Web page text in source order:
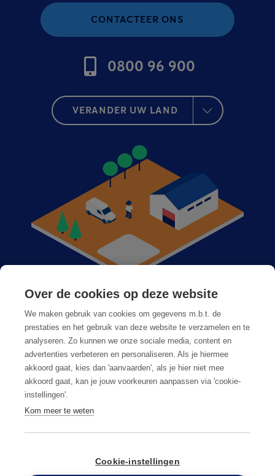
CONTACTEER ONS
0800 96 900
VERANDER UW LAND
Anticimex bij u in de buurt
Vacatures
Veelgestelde vragen
Algemene voorwaarden Privacy & cookies
Over de cookies op deze website
We maken gebruik van cookies om gegevens m.b.t. de
prestaties en het gebruik van deze website te verzamelen en te
analyseren. Zo kunnen we onze sociale media, content en
advertenties verbeteren en personaliseren. Als je hiermee
akkoord gaat, kies dan 'aanvaarden', als je hier niet mee
akkoord gaat, kan je jouw voorkeuren aanpassen via 'cookie-
instellingen'.
Kom meer te weten
Cookie-instellingen